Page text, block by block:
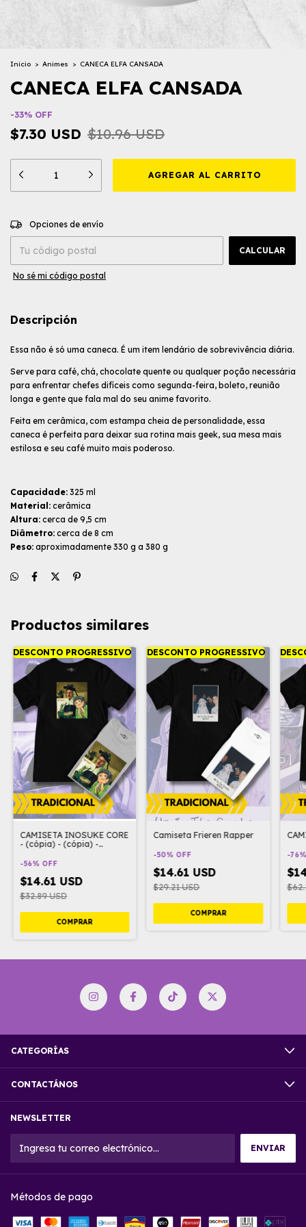
Inicio > Animes > CANECA ELFA CANSADA
CANECA ELFA CANSADA
-33% OFF
$7.30 USD $10.96 USD
Entregas para el CP:
Opciones de envío
CALCULAR
No sé mi código postal
Descripción
Essa não é só uma caneca. É um item lendário de sobrevivência diária.
Serve para café, chá, chocolate quente ou qualquer poção necessária
para enfrentar chefes difíceis como segunda-feira, boleto, reunião
longa e gente que fala mal do seu anime favorito.
Feita em cerâmica, com estampa cheia de personalidade, essa
caneca é perfeita para deixar sua rotina mais geek, sua mesa mais
estilosa e seu café muito mais poderoso.
Capacidade: 325 ml
Material: cerâmica
Altura: cerca de 9,5 cm
Diâmetro: cerca de 8 cm
Peso: aproximadamente 330 g a 380 g
Productos similares
DESCONTO PROGRESSIVO
CAMISETA INOSUKE CORE
- (cópia) - (cópia) -
-56% OFF
$14.61 USD
$32.89 USD
COMPRAR
DESCONTO PROGRESSIVO
Camiseta Frieren Rapper
-50% OFF
$14.61 USD
$29.21 USD
COMPRAR
-76
CATEGORÍAS
CONTACTÁNOS
NEWSLETTER
Métodos de pago